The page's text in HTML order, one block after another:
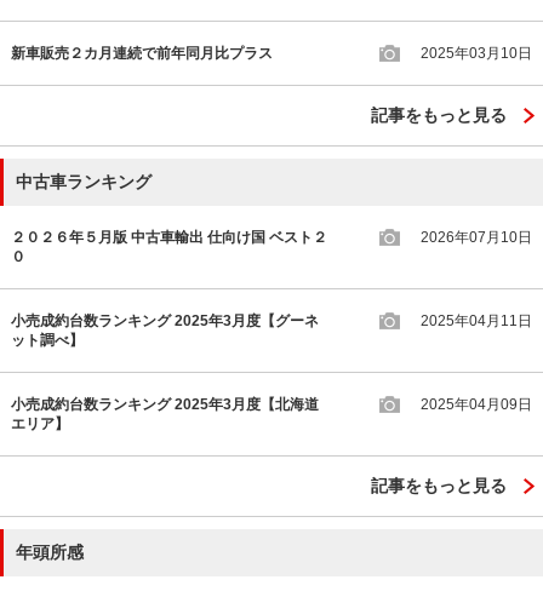
新車販売２カ月連続で前年同月比プラス 2025年03月10日
記事をもっと見る
中古車ランキング
２０２６年５月版 中古車輸出 仕向け国 ベスト２
０
2026年07月10日
小売成約台数ランキング 2025年3月度【グーネ
ット調べ】
2025年04月11日
小売成約台数ランキング 2025年3月度【北海道
エリア】
2025年04月09日
記事をもっと見る
年頭所感